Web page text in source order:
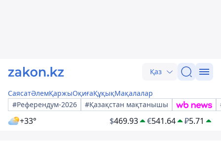
Қаз
СаясатӘлемҚаржыОқиғаҚұқықМақалалар
#Референдум-2026
#Қазақстан мақтанышы
+33° $469.93 €541.64 ₽5.71